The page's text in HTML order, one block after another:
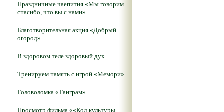
Праздничные чаепития «Мы говорим
спасибо, что вы с нами»
Благотворительная акция «Добрый
огород»
В здоровом теле здоровый дух
Тренируем память с игрой «Мемори»
Головоломка «Танграм»
Просмотр фильма ««Код культуры